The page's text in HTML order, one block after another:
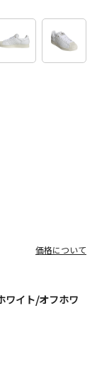
価格について
ワイト/オフホワ